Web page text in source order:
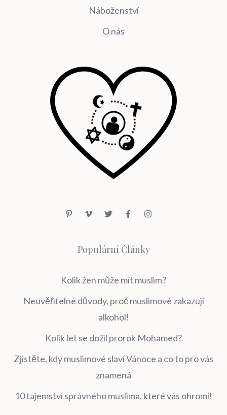
Náboženství
O nás
Populární Články
Kolik žen může mít muslim?
Neuvěřitelné důvody, proč muslimové zakazují
alkohol!
Kolik let se dožil prorok Mohamed?
Zjistěte, kdy muslimové slaví Vánoce a co to pro vás
znamená
10 tajemství správného muslima, které vás ohromí!